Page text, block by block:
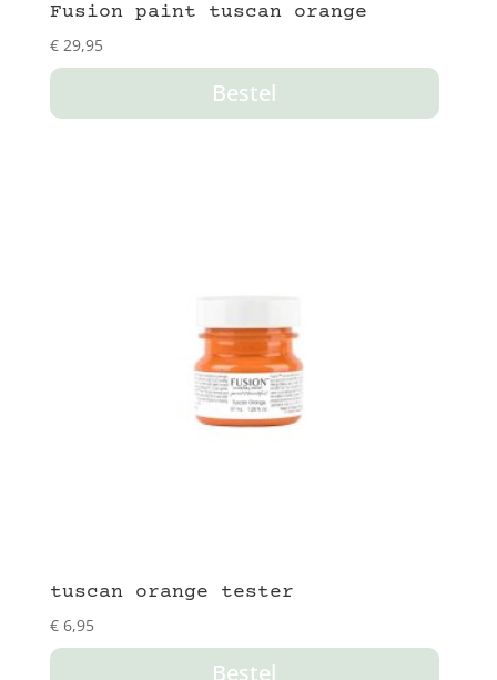
Fusion paint tuscan orange
€29,95
Bestel
tuscan orange tester
€6,95
Bestel